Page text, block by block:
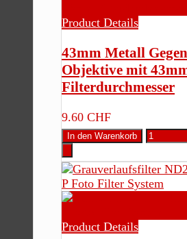
Product Details
43mm Metall
Objektive mit
Filterdurchmesser
9.60 CHF
Product Details